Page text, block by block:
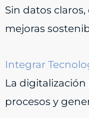
Sin datos
mejoras
Integrar
La
procesos y